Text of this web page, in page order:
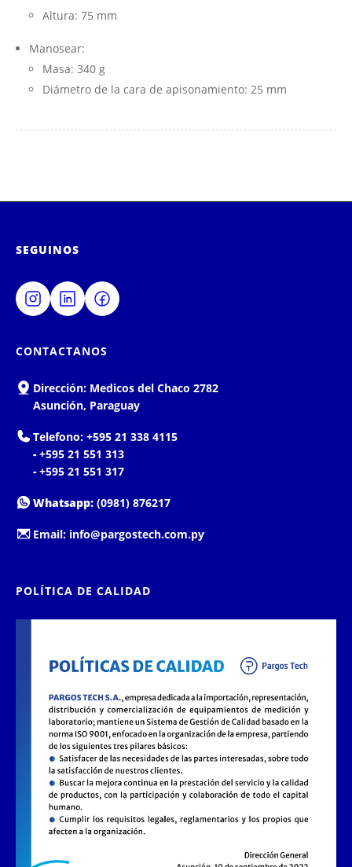
Altura: 75 mm
Manosear:
Masa: 340 g
Diámetro de la cara de apisonamiento: 25 mm
SEGUINOS
CONTACTANOS
Dirección: Medicos del Chaco 2782
Asunción, Paraguay
Telefono: +595 21 338 4115
-+595 21 551 313
-+595 21 551 317
Whatsapp: (0981) 876217
Email: info@pargostech.com.py
POLÍTICA DE CALIDAD